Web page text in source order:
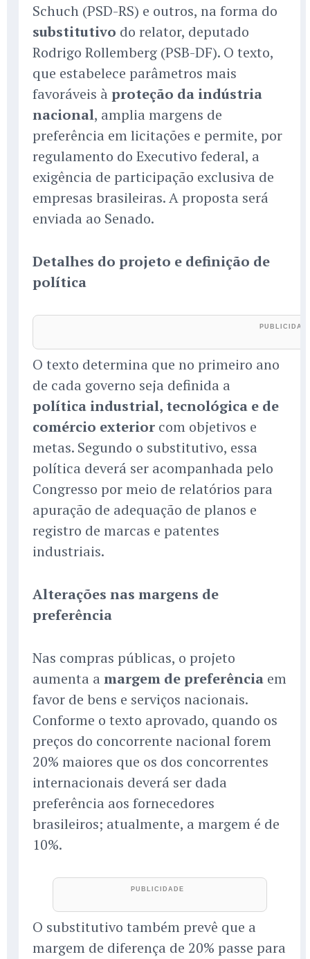
Schuch (PSD-RS) e outros, na forma do
substitutivo do relator, deputado
Rodrigo Rollemberg (PSB-DF). O texto,
que estabelece parâmetros mais
favoráveis à proteção da indústria
nacional, amplia margens de
preferência em licitações e permite, por
regulamento do Executivo federal, a
exigência de participação exclusiva de
empresas brasileiras. A proposta será
enviada ao Senado.
Detalhes do projeto e definição de
política
O texto determina que no primeiro ano
de cada governo seja definida a
política industrial, tecnológica e de
comércio exterior com objetivos e
metas. Segundo o substitutivo, essa
política deverá ser acompanhada pelo
Congresso por meio de relatórios para
apuração de adequação de planos e
registro de marcas e patentes
industriais.
Alterações nas margens de
preferência
Nas compras públicas, o projeto
aumenta a margem de preferência em
favor de bens e serviços nacionais.
Conforme o texto aprovado, quando os
preços do concorrente nacional forem
20% maiores que os dos concorrentes
internacionais deverá ser dada
preferência aos fornecedores
brasileiros; atualmente, a margem é de
10%.
O substitutivo também prevê que a
margem de diferença de 20% passe para